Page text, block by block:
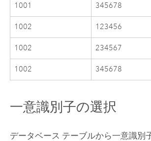
1001 345678
1002 123456
1002 234567
1002 345678
一意識別子の選択
データベース テーブルから一意識別